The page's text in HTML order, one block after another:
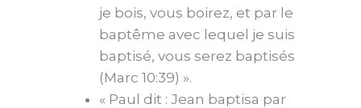
je bois, vous boirez, et par le
baptême avec lequel je suis
baptisé, vous serez baptisés
(Marc 10:39) ».
« Paul dit : Jean baptisa par